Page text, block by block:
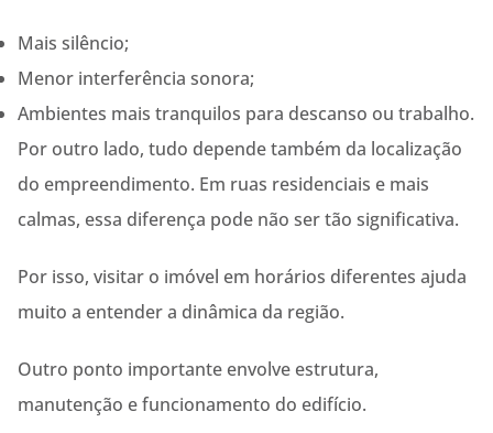
Mais silêncio;
Menor interferência sonora;
Ambientes mais tranquilos para descanso ou trabalho.
Por outro lado, tudo depende também da localização
do empreendimento. Em ruas residenciais e mais
calmas, essa diferença pode não ser tão significativa.
Por isso, visitar o imóvel em horários diferentes ajuda
muito a entender a dinâmica da região.
Outro ponto importante envolve estrutura,
manutenção e funcionamento do edifício.